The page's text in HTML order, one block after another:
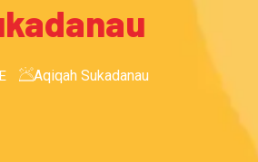
Aqiqah Sukadanau